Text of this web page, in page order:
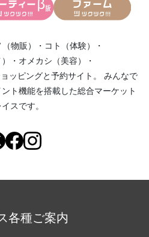
物販） ・ コト（体験）
・
・ オメカシ（美容）
・
ッピングと予約サイト。
みんなで
ト機能を搭載した総合マーケット
スです。
各種ご案内